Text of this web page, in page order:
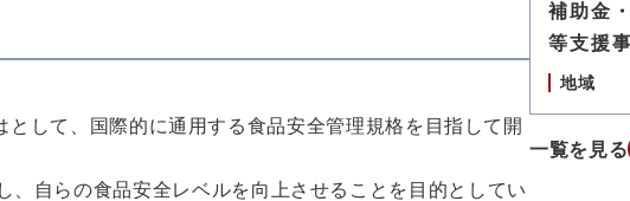
して、国際的に通用する食品安全管理規格を目指して開
自らの食品安全レベルを向上させることを目的としてい
補助金
等支援
地域
一覧を見る